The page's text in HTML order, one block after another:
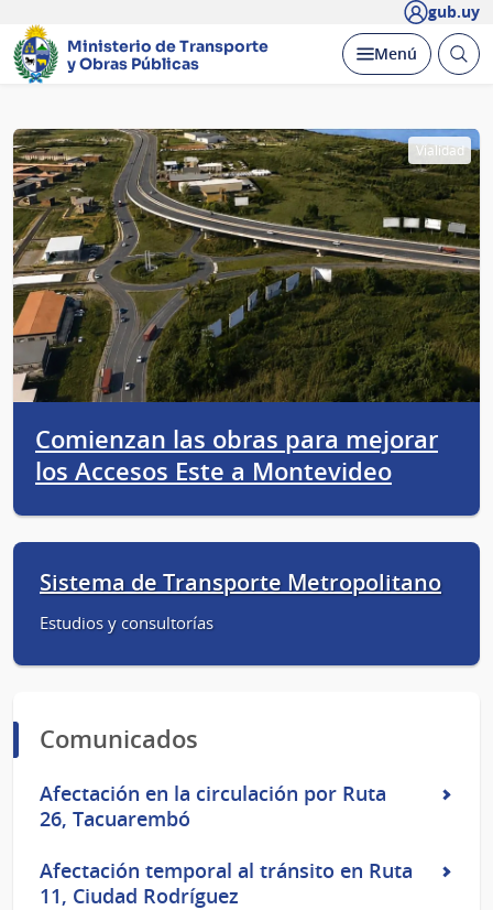
gub.uy
Ministerio de Transporte
y Obras Públicas
Desplegar
Menú Abrir
Página
principal
Vialidad
Comienzan las obras para mejorar
los Accesos Este a Montevideo
Sistema de Transporte Metropolitano
Estudios y consultorías
Comunicados
Afectación en la circulación por Ruta
26, Tacuarembó
Afectación temporal al tránsito en Ruta
11, Ciudad Rodríguez